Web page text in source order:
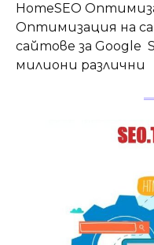
HomeSEO
Оптимизация на
сайтове за Google
милиони различни